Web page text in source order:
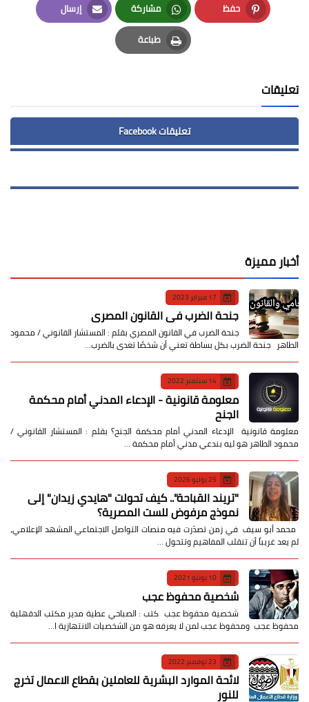
حفظ
Pinterest
مشاركة
Whatsapp
إرسال
Email
طباعة
Print
تعليقات
تعليقات Facebook
أخبار مميزة
17 فبراير 2023
جنحة الضرب في القانون المصري
جنحة الضرب في القانون المصري بقلم : المستشار القانوني / محمود
الطاهر جنحة الضرب بكل بساطة تعني أن شخصًا تعدى بالضرب…
14 سبتمبر 2022
معلومة قانونية - الإدعاء المدني أمام محكمة
الجنح
معلومة قانونية الإدعاء المدني أمام محكمة الجنح؟ بقلم : المستشار القانوني /
محمود الطاهر هو ليه بندعي مدني أمام محكمة …
25 يوليو 2026
​"تريند القباحة".. كيف تحولت "هايدي زيدان" إلى
نموذج مرفوض للست المصرية؟
​ محمد أبو سيف ​في زمن تصدّرت فيه منصات التواصل الاجتماعي المشهد الإعلامي،
لم يعد غريباً أن تنقلب المفاهيم وتتحول …
10 يونيو 2021
شخصية محفوظ عجب
شخصية محفوظ عجب كتب : الصباحي عطية مدير مكتب الدقهلية
محفوظ عجب ومحفوظ عجب لمن لا يعرفه هو من الشخصيات الانتهازية ا…
23 نوفمبر 2022
لائحة الموارد البشرية للعاملين بقطاع الاعمال تخرج
للنور